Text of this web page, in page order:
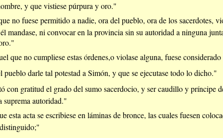
y que vistiese púrpura y oro."
no fuese permitido a nadie, ora del pueblo, ora de los sacerdotes,
mandase, ni convocar en la provincia sin su autoridad a ninguna
que no cumpliese estas órdenes,o violase alguna, fuese
darle tal potestad a Simón, y que se ejecutase todo lo dicho."
con gratitud el grado del sumo sacerdocio, y ser caudillo y príncipe
suprema autoridad."
esta acta se escribiese en láminas de bronce, las cuales fuesen